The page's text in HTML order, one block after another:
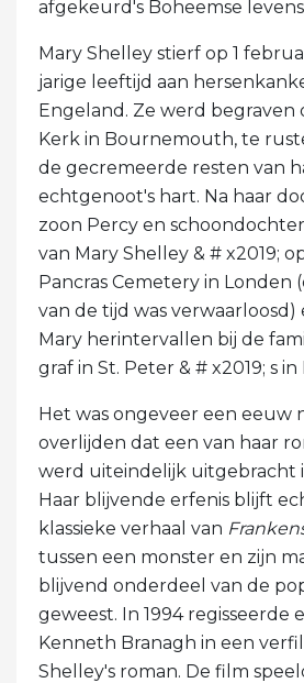
afgekeurd's Boheemse
Mary Shelley stierf op 1
jarige leeftijd aan
Engeland. Ze werd begraven
Kerk in Bournemouth, te
de gecremeerde resten van
echtgenoot's hart. Na haar
zoon Percy en
van Mary Shelley & # x2019;
Pancras Cemetery in Londen
van de tijd was verwaarloosd)
Mary herintervallen bij de
graf in St. Peter & # x2019; s
Het was ongeveer een eeuw
overlijden dat een van haar
werd uiteindelijk uitgebracht
Haar blijvende erfenis blijft
klassieke verhaal van
tussen een monster en zijn
blijvend onderdeel van de
geweest. In 1994 regisseerde
Kenneth Branagh in een
Shelley's roman. De film